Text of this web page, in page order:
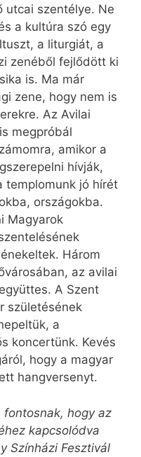
utcai szentélye. Ne
a kultúra szó egy
a liturgiát, a
zenéből fejlődött ki
is. Ma már
zene, hogy nem is
Az Avilai
megpróbál
amikor a
hívják,
templomunk jó hírét
országokba.
Magyarok
Három
az avilai
A Szent
születésének
a
koncertünk. Kevés
hogy a magyar
hangversenyt.
hogy az
kapcsolódva
Színházi Fesztivál